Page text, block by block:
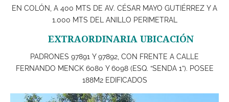
EN COLÓN, A 400 MTS DE AV. CÉSAR MAYO GUTIÉRREZ Y A
1.000 MTS DEL ANILLO PERIMETRAL
EXTRAORDINARIA UBICACIÓN
PADRONES 97891 Y 97892, CON FRENTE A CALLE
FERNANDO MENCK 6080 Y 6098 (ESQ. “SENDA 1”). POSEE
188M2 EDIFICADOS